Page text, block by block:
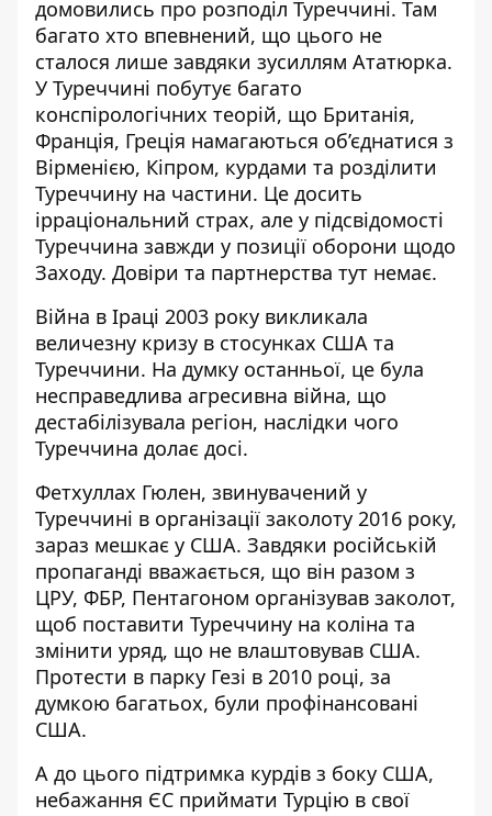
домовились про розподіл Туреччині. Там
багато хто впевнений, що цього не
сталося лише завдяки зусиллям Ататюрка.
У Туреччині побутує багато
конспірологічних теорій, що Британія,
Франція, Греція намагаються об’єднатися з
Вірменією, Кіпром, курдами та розділити
Туреччину на частини. Це досить
ірраціональний страх, але у підсвідомості
Туреччина завжди у позиції оборони щодо
Заходу. Довіри та партнерства тут немає.
Війна в Іраці 2003 року викликала
величезну кризу в стосунках США та
Туреччини. На думку останньої, це була
несправедлива агресивна війна, що
дестабілізувала регіон, наслідки чого
Туреччина долає досі.
Фетхуллах Гюлен, звинувачений у
Туреччині в організації заколоту 2016 року,
зараз мешкає у США. Завдяки російській
пропаганді вважається, що він разом з
ЦРУ, ФБР, Пентагоном організував заколот,
щоб поставити Туреччину на коліна та
змінити уряд, що не влаштовував США.
Протести в парку Гезі в 2010 році, за
думкою багатьох, були профінансовані
США.
А до цього підтримка курдів з боку США,
небажання ЄС приймати Турцію в свої